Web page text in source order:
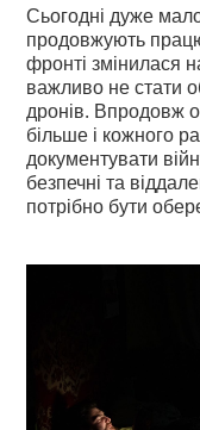
Сьогодні дуже
продовжують
фронті змінилася
важливо не стати
дронів. Впродовж
більше і кожного
документувати
безпечні та
потрібно бути